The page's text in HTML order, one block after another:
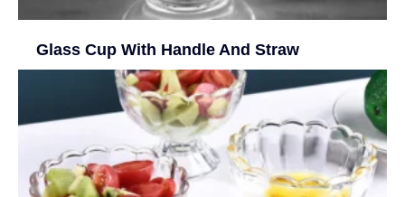
Glass Cup With Handle And Straw